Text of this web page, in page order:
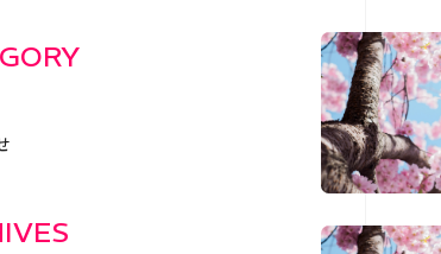
採用情報
お問い合わせ